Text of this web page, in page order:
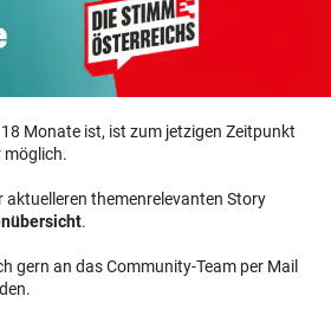
Monate ist, ist zum jetzigen Zeitpunkt
möglich.
aktuelleren themenrelevanten Story
.
gern an das Community-Team per Mail